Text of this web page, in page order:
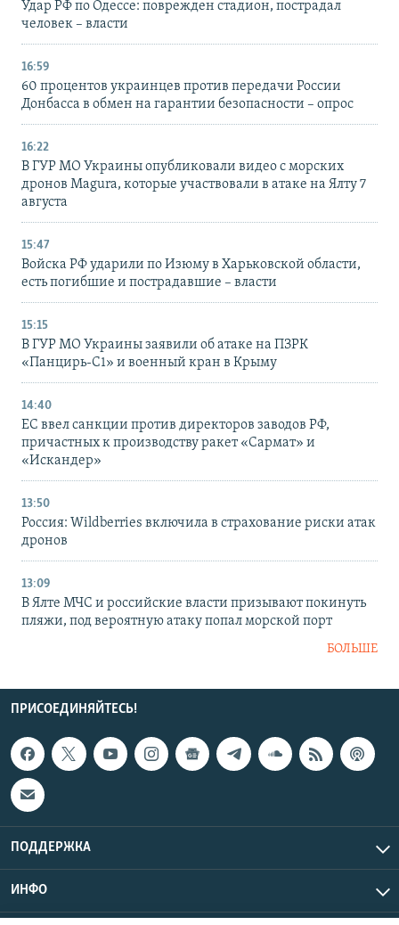
Удар РФ по Одессе: поврежден стадион, пострадал
человек – власти
16:59
60 процентов украинцев против передачи России
Донбасса в обмен на гарантии безопасности – опрос
16:22
В ГУР МО Украины опубликовали видео с морских
дронов Magura, которые участвовали в атаке на Ялту 7
августа
15:47
Войска РФ ударили по Изюму в Харьковской области,
есть погибшие и пострадавшие – власти
15:15
В ГУР МО Украины заявили об атаке на ПЗРК
«Панцирь-С1» и военный кран в Крыму
14:40
ЕС ввел санкции против директоров заводов РФ,
причастных к производству ракет «Сармат» и
«Искандер»
13:50
Россия: Wildberries включила в страхование риски атак
дронов
13:09
В Ялте МЧС и российские власти призывают покинуть
пляжи, под вероятную атаку попал морской порт
БОЛЬШЕ
ПРИСОЕДИНЯЙТЕСЬ!
ПОДДЕРЖКА
ИНФО